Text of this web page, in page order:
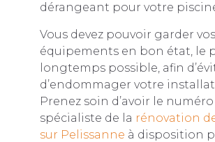
dérangeant pour votre
Vous devez pouvoir garder vos
équipements en bon état, le
longtemps possible, afin
d’endommager votre
Prenez soin d’avoir le
spécialiste de la rénovation
sur Pelissanne à disposition